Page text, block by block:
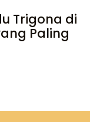
Trigona di
Paling